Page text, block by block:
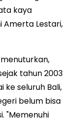
kaya
Amerta Lestari,
tahun 2003
ke seluruh Bali,
belum bisa
"Memenuhi